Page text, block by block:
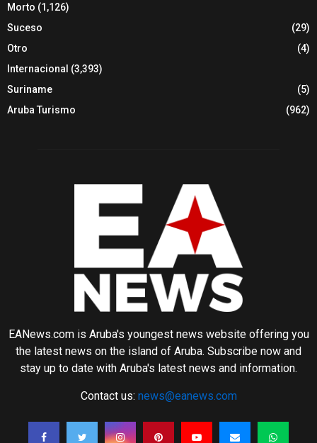
Morto (1,126)
Suceso
(29)
Otro
(4)
Internacional (3,393)
Suriname
(5)
Aruba Turismo
(962)
EANews.com is Aruba's youngest news website offering you
the latest news on the island of Aruba. Subscribe now and
stay up to date with Aruba's latest news and information.
Contact us: news@eanews.com